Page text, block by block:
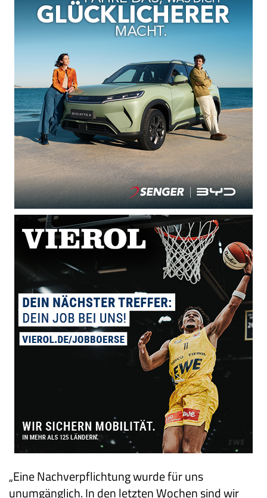
„Eine Nachverpflichtung wurde für uns
unumgänglich. In den letzten Wochen sind wir